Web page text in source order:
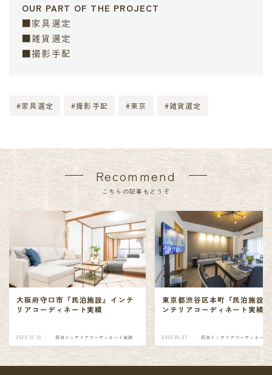
OUR PART OF THE PROJECT
■家具選定
■雑貨選定
■撮影手配
#家具選定 #撮影手配 #東京 #雑貨選定
Recommend
こちらの記事もどうぞ
大阪府守口市『民泊施設』インテ
リアコーディネート実績
2023.12.10 民泊インテリアコーディネート実績
東京都渋谷区本町『民泊施設
ンテリアコーディネート実績②
2025.09.27 民泊インテリアコーディネート